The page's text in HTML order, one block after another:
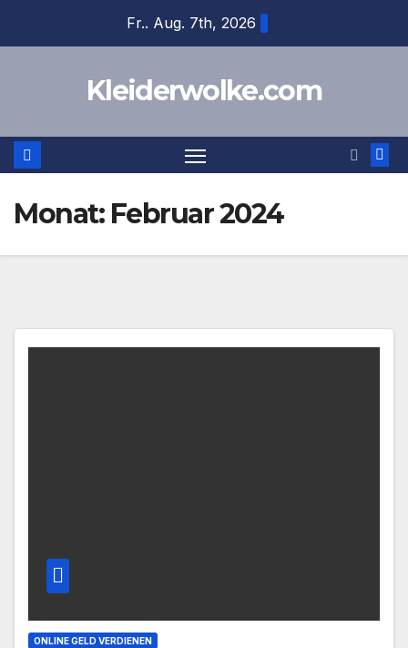
Fr.. Aug. 7th, 2026
Kleiderwolke.com
Monat: Februar 2024
ONLINE GELD VERDIENEN